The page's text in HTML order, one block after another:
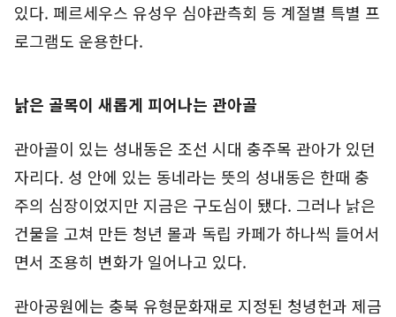
있다. 페르세우스 유성우 심야관측회 등 계절별 특별 프
로그램도 운용한다.
낡은 골목이 새롭게 피어나는 관아골
관아골이 있는 성내동은 조선 시대 충주목 관아가 있던
자리다. 성 안에 있는 동네라는 뜻의 성내동은 한때 충
주의 심장이었지만 지금은 구도심이 됐다. 그러나 낡은
건물을 고쳐 만든 청년 몰과 독립 카페가 하나씩 들어서
면서 조용히 변화가 일어나고 있다.
관아공원에는 충북 유형문화재로 지정된 청녕헌과 제금